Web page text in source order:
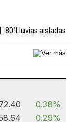
80°Lluvias aisladas
0.38%
0.29%